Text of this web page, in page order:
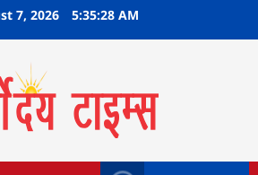
7, 2026 5:35:28 AM